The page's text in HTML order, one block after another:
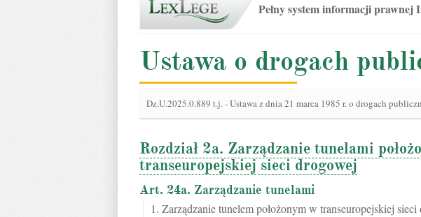
Pełny system informacji prawnej
Ustawa o drogach
Dz.U.2025.0.889 t.j.-Ustawa z dnia 21 marca 1985 r. o drogach
Rozdział 2a. Zarządzanie tunelami
transeuropejskiej sieci drogowej
Art. 24a. Zarządzanie tunelami
1. Zarządzanie tunelem położonym w transeuropejskiej